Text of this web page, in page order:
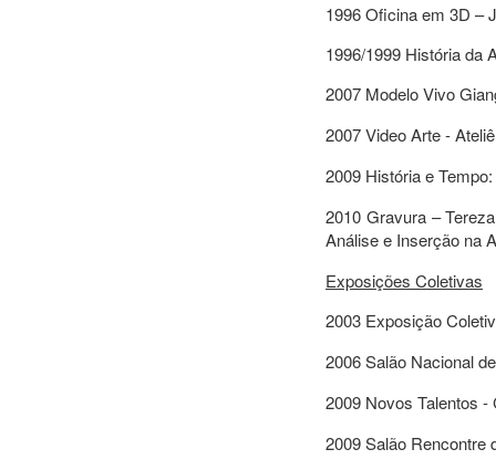
1996 Oficina em 3D –
1996/1999 História da
2007 Modelo Vivo
2007 Video Arte -
2009 História e
2010 Gravura –
Análise e Inserção na
Exposições Coletivas
2003 Exposição
2006 Salão Nacional
2009 Novos Talentos
2009 Salão Rencontre